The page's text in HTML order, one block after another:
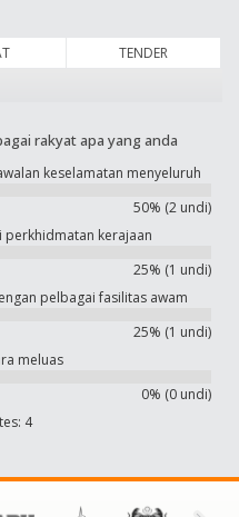
TENDER
rakyat apa yang anda
keselamatan menyeluruh
50% (2 undi)
perkhidmatan kerajaan
25% (1 undi)
pelbagai fasilitas awam
25% (1 undi)
meluas
0% (0 undi)
4